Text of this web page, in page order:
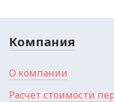
Компания
О компании
Расчет стоимости